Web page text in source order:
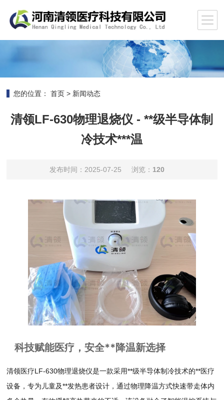
您的位置： 首页 > 新闻动态
清领LF-630物理退烧仪 - **级半导体制
冷技术***温
发布时间：2025-07-25 浏览： 120
科技赋能医疗，安全**降温新选择
清领医疗LF-630物理退烧仪是一款采用**级半导体制冷技术的**医疗
设备，专为儿童及**发热患者设计，通过物理降温方式快速带走体内